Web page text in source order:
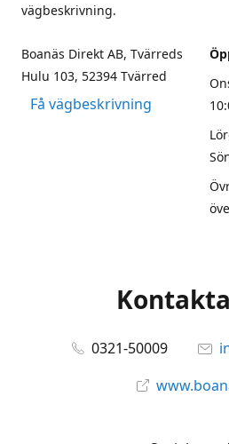
vägbeskrivning.
Boanäs Direkt AB, Tvärreds
Hulu 103, 52394 Tvärred
Få vägbeskrivning
0321-50009